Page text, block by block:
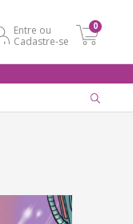
Entre ou
Cadastre-se
0